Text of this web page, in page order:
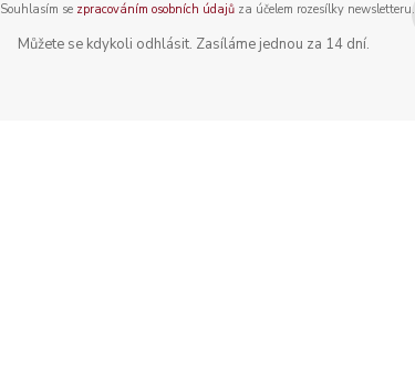
Souhlasím se zpracováním osobních údajůza účelem rozesílky newsletteru.
Můžete se kdykoli odhlásit. Zasíláme jednou za 14 dní.